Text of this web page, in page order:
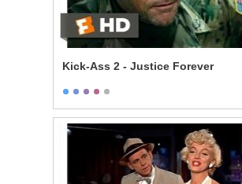
Kick-Ass 2 - Justice Forever